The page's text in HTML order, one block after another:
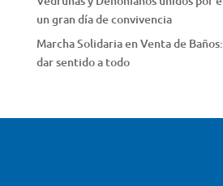
un gran día de convivencia
Marcha Solidaria en Venta de
dar sentido a todo